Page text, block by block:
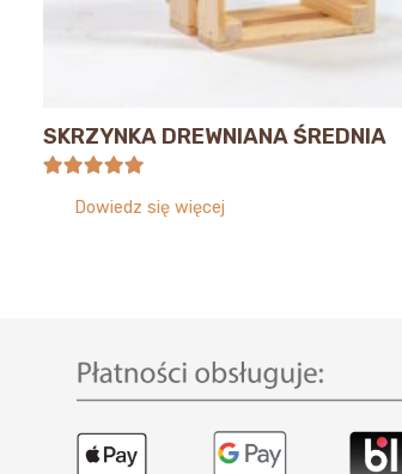
SKRZYNKA DREWNIANA ŚREDNIA
Dowiedz się więcej